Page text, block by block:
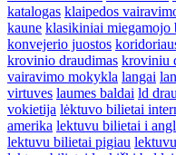
katalogas klaipedos
kaune klasikiniai miegamojo
konvejerio juostos
krovinio draudimas kroviniu
vairavimo mokykla langai
virtuves laumes baldai ld
vokietija lėktuvo bilietai
amerika lektuvu bilietai i
lektuvu bilietai pigiau